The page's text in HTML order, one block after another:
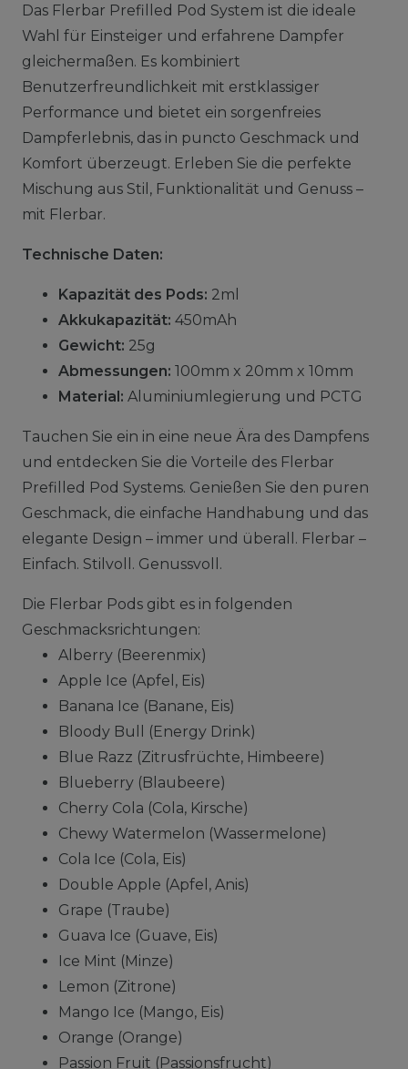
Das Flerbar Prefilled Pod System ist die ideale
Wahl für Einsteiger und erfahrene Dampfer
gleichermaßen. Es kombiniert
Benutzerfreundlichkeit mit erstklassiger
Performance und bietet ein sorgenfreies
Dampferlebnis, das in puncto Geschmack und
Komfort überzeugt. Erleben Sie die perfekte
Mischung aus Stil, Funktionalität und Genuss –
mit Flerbar.
Technische Daten:
Kapazität des Pods: 2ml
Akkukapazität: 450mAh
Gewicht: 25g
Abmessungen: 100mm x 20mm x 10mm
Material: Aluminiumlegierung und PCTG
Tauchen Sie ein in eine neue Ära des Dampfens
und entdecken Sie die Vorteile des Flerbar
Prefilled Pod Systems. Genießen Sie den puren
Geschmack, die einfache Handhabung und das
elegante Design – immer und überall. Flerbar –
Einfach. Stilvoll. Genussvoll.
Die Flerbar Pods gibt es in folgenden
Geschmacksrichtungen:
Alberry (Beerenmix)
Apple Ice (Apfel, Eis)
Banana Ice (Banane, Eis)
Bloody Bull (Energy Drink)
Blue Razz (Zitrusfrüchte, Himbeere)
Blueberry (Blaubeere)
Cherry Cola (Cola, Kirsche)
Chewy Watermelon (Wassermelone)
Cola Ice (Cola, Eis)
Double Apple (Apfel, Anis)
Grape (Traube)
Guava Ice (Guave, Eis)
Ice Mint (Minze)
Lemon (Zitrone)
Mango Ice (Mango, Eis)
Orange (Orange)
Passion Fruit (Passionsfrucht)